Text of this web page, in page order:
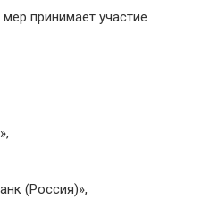
принимает участие
(Россия)»,